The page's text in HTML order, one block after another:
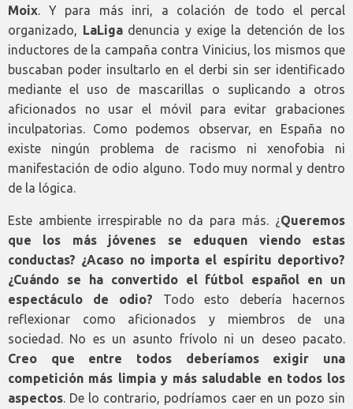
Moix. Y para más inri, a colación de todo el percal
organizado, LaLiga denuncia y exige la detención de los
inductores de la campaña contra Vinicius, los mismos que
buscaban poder insultarlo en el derbi sin ser identificado
mediante el uso de mascarillas o suplicando a otros
aficionados no usar el móvil para evitar grabaciones
inculpatorias. Como podemos observar, en España no
existe ningún problema de racismo ni xenofobia ni
manifestación de odio alguno. Todo muy normal y dentro
de la lógica.
Este ambiente irrespirable no da para más. ¿Queremos
que los más jóvenes se eduquen viendo estas
conductas? ¿Acaso no importa el espíritu deportivo?
¿Cuándo se ha convertido el fútbol español en un
espectáculo de odio? Todo esto debería hacernos
reflexionar como aficionados y miembros de una
sociedad. No es un asunto frívolo ni un deseo pacato.
Creo que entre todos deberíamos exigir una
competición más limpia y más saludable en todos los
aspectos. De lo contrario, podríamos caer en un pozo sin